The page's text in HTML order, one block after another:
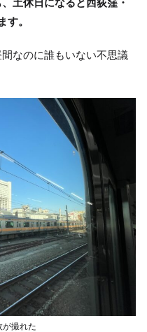
土休日になると西荻窪・
す。
なのに誰もいない不思議
が撮れた